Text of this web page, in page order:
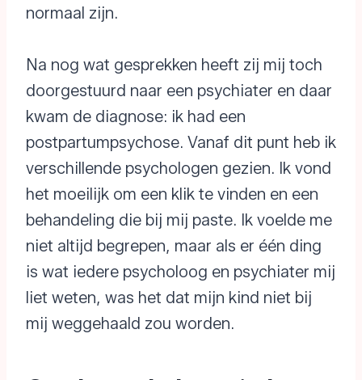
normaal zijn.
Na nog wat gesprekken heeft zij mij toch
doorgestuurd naar een psychiater en daar
kwam de diagnose: ik had een
postpartumpsychose. Vanaf dit punt heb ik
verschillende psychologen gezien. Ik vond
het moeilijk om een klik te vinden en een
behandeling die bij mij paste. Ik voelde me
niet altijd begrepen, maar als er één ding
is wat iedere psycholoog en psychiater mij
liet weten, was het dat mijn kind niet bij
mij weggehaald zou worden.